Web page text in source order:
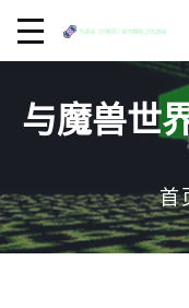
与魔兽世
首